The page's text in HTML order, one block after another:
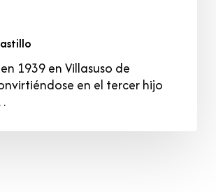
1939 en Villasuso de
en el tercer hijo